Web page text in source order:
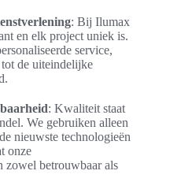
: Bij Ilumax
en elk project uniek is.
service,
de uiteindelijke
: Kwaliteit staat
We gebruiken alleen
nieuwste technologieën
onze
zowel betrouwbaar als